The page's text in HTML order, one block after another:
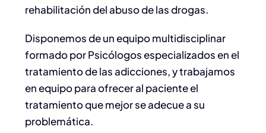
Contacto
Español
rehabilitación del abuso de las drogas.
Disponemos de un equipo multidisciplinar
formado por Psicólogos especializados en el
tratamiento de las adicciones, y trabajamos
en equipo para ofrecer al paciente el
tratamiento que mejor se adecue a su
problemática.